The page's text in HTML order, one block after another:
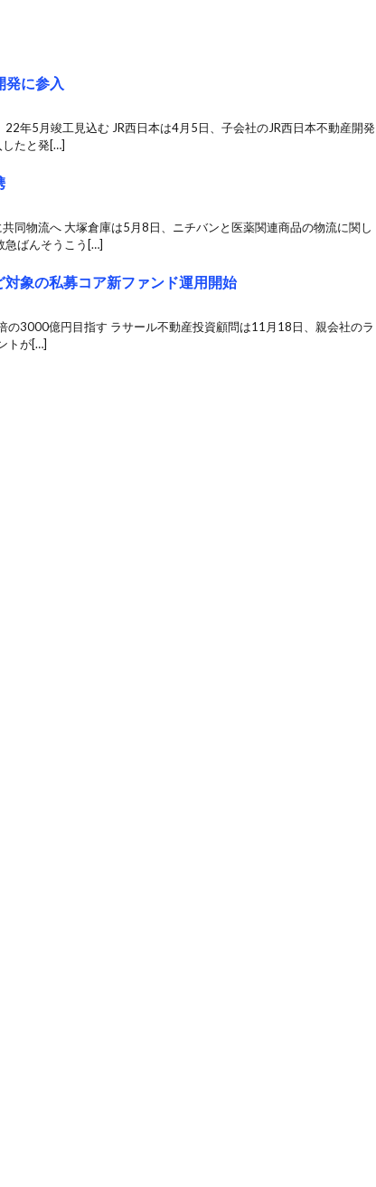
発に参入
年5月竣工見込む JR西日本は4月5日、子会社のJR西日本不動産開発
したと発[…]
同物流へ 大塚倉庫は5月8日、ニチバンと医薬関連商品の物流に関し
急ばんそうこう[…]
象の私募コア新ファンド運用開始
の3000億円目指す ラサール不動産投資顧問は11月18日、親会社のラ
トが[…]